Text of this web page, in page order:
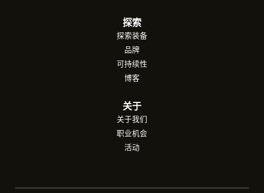
探索
探索装备
品牌
可持续性
博客
关于
关于我们
职业机会
活动